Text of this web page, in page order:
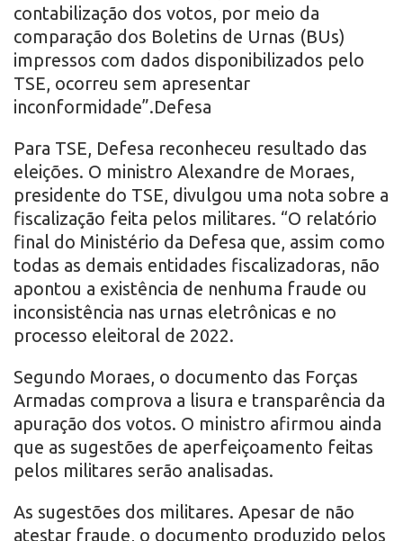
contabilização dos votos, por meio da
comparação dos Boletins de Urnas (BUs)
impressos com dados disponibilizados pelo
TSE, ocorreu sem apresentar
inconformidade”.Defesa
Para TSE, Defesa reconheceu resultado das
eleições. O ministro Alexandre de Moraes,
presidente do TSE, divulgou uma nota sobre a
fiscalização feita pelos militares. “O relatório
final do Ministério da Defesa que, assim como
todas as demais entidades fiscalizadoras, não
apontou a existência de nenhuma fraude ou
inconsistência nas urnas eletrônicas e no
processo eleitoral de 2022.
Segundo Moraes, o documento das Forças
Armadas comprova a lisura e transparência da
apuração dos votos. O ministro afirmou ainda
que as sugestões de aperfeiçoamento feitas
pelos militares serão analisadas.
As sugestões dos militares. Apesar de não
atestar fraude, o documento produzido pelos